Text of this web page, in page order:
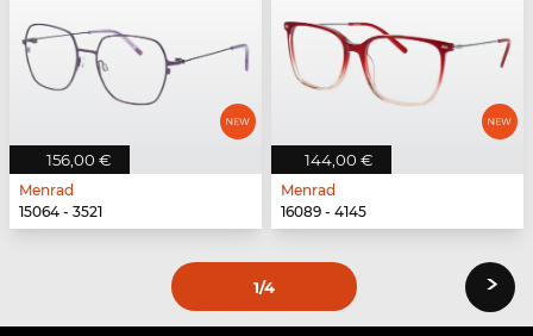
156,00 €
Menrad
15064 - 3521
144,00 €
Menrad
16089 - 4145
1/4 ›